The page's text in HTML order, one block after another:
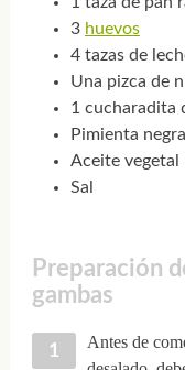
3 huevos
4 tazas de
Una pizca de
1 cucharadita
Pimienta
Aceite vegetal
Sal
Preparación
gambas
Antes de